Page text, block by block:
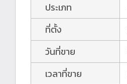
ประเภท
ที่ตั้ง
วันที่ขาย
เวลาที่ขาย